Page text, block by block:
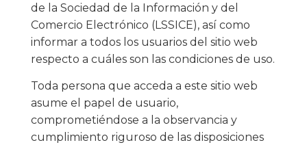
de la Sociedad de la Información y del
Comercio Electrónico (LSSICE), así como
informar a todos los usuarios del sitio web
respecto a cuáles son las condiciones de uso.
Toda persona que acceda a este sitio web
asume el papel de usuario,
comprometiéndose a la observancia y
cumplimiento riguroso de las disposiciones